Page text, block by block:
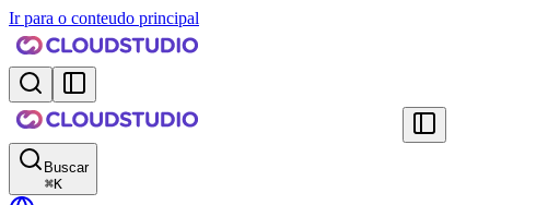
Ir para o conteudo principal
Buscar
⌘K